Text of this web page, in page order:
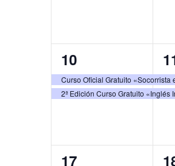
2
eventos,
10
Curso Oficial Gratuito
2ª Edición Curso Gratuito «Inglés
2
2
17
2